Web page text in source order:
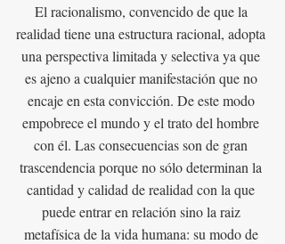
El racionalismo, convencido de que la
realidad tiene una estructura racional, adopta
una perspectiva limitada y selectiva ya que
es ajeno a cualquier manifestación que no
encaje en esta convicción. De este modo
empobrece el mundo y el trato del hombre
con él. Las consecuencias son de gran
trascendencia porque no sólo determinan la
cantidad y calidad de realidad con la que
puede entrar en relación sino la raiz
metafísica de la vida humana: su modo de